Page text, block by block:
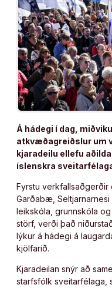
Á hádegi í dag,
atkvæðagreiðslur um
kjaradeilu ellefu
íslenskra
Fyrstu verkfallsaðgerðir
Garðabæ,
leikskóla, grunnskóla
störf, verði það
lýkur á hádegi á
kjölfarið.
Kjaradeilan snýr að
starfsfólk sveitarfélaga,